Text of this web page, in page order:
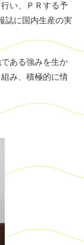
い、ＰＲする予
誌に国内生産の実
ある強みを生か
み、積極的に情